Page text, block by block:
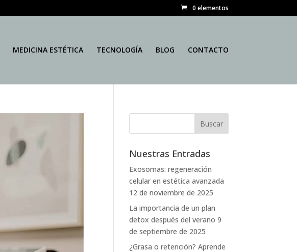
0 elementos
MEDICINA ESTÉTICA TECNOLOGÍA BLOG CONTACTO
Nuestras Entradas
Exosomas: regeneración
celular en estética avanzada
12 de noviembre de 2025
La importancia de un plan
detox después del verano 9
de septiembre de 2025
¿Grasa o retención? Aprende